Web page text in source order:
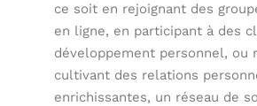
ce soit en rejoignant des
en ligne, en participant à des
développement personnel, ou
cultivant des relations
enrichissantes, un réseau de